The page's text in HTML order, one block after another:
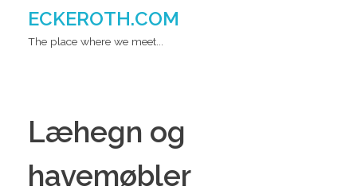
ECKEROTH.COM
The place where we meet...
Læhegn og
havemøbler